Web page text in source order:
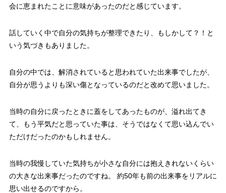
会に恵まれたことに意味があったのだと感じています。
話していく中で自分の気持ちが整理できたり、もしかして？！と
いう気づきもありました。
自分の中では、解消されていると思われていた出来事でしたが、
自分が思うよりも深い傷となっているのだと改めて思いました。
当時の自分に戻ったときに蓋をしてあったものが、溢れ出てき
て、もう平気だと思っていた事は、そうではなくて思い込んでい
ただけだったのかもしれません。
当時の我慢していた気持ちが小さな自分には抱えきれないくらい
の大きな出来事だったのですね。 約50年も前の出来事をリアルに
思い出せるのですから。